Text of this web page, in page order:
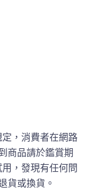
，消費者在網路
商品請於鑑賞期
，發現有任何問
貨或換貨。